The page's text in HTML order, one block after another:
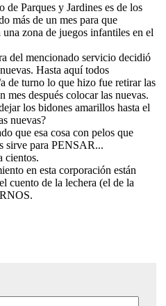
Parques y Jardines es de los
más de un mes para que
zona de juegos infantiles en el
del mencionado servicio decidió
Hasta aquí todos
de turno lo que hizo fue retirar las
mes después colocar las nuevas.
los bidones amarillos hasta el
nuevas?
que esa cosa con pelos que
sirve para PENSAR...
cientos.
en esta corporación están
cuento de la lechera (el de la